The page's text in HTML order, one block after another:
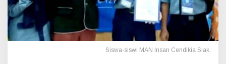
a
k
Siswa-siswi MAN Insan Cendikia Siak.